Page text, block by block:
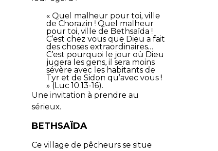
« Quel malheur pour toi, ville
de Chorazin ! Quel malheur
pour toi, ville de Bethsaïda !
C’est chez vous que Dieu a fait
des choses extraordinaires…
C’est pourquoi le jour où Dieu
jugera les gens, il sera moins
sévère avec les habitants de
Tyr et de Sidon qu’avec vous !
» (Luc 10.13-16).
Une invitation à prendre au
sérieux.
BETHSAÏDA
Ce village de pêcheurs se situe